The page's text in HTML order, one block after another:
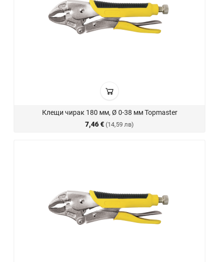
Клещи чирак 180 мм, Ø 0-38 мм Topmaster
7,46 € (14,59 лв)